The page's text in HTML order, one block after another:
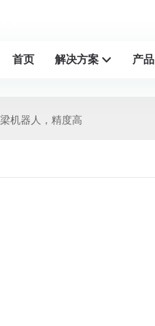
首页 解决方案 产品
机器人，精度高